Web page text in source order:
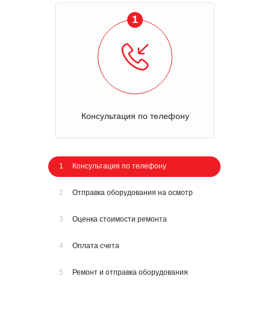
1
Консультация по телефону
1 Консультация по телефону
2 Отправка оборудования на осмотр
3 Оценка стоимости ремонта
4 Оплата счета
5 Ремонт и отправка оборудования